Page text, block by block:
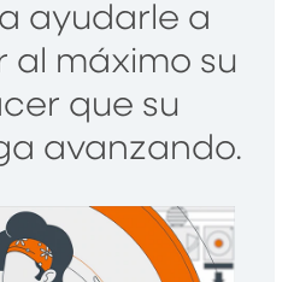
ayudarle a
al máximo su
que su
avanzando.